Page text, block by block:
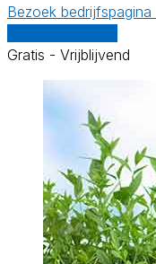
Bezoek bedrijfspagina
Gratis - Vrijblijvend